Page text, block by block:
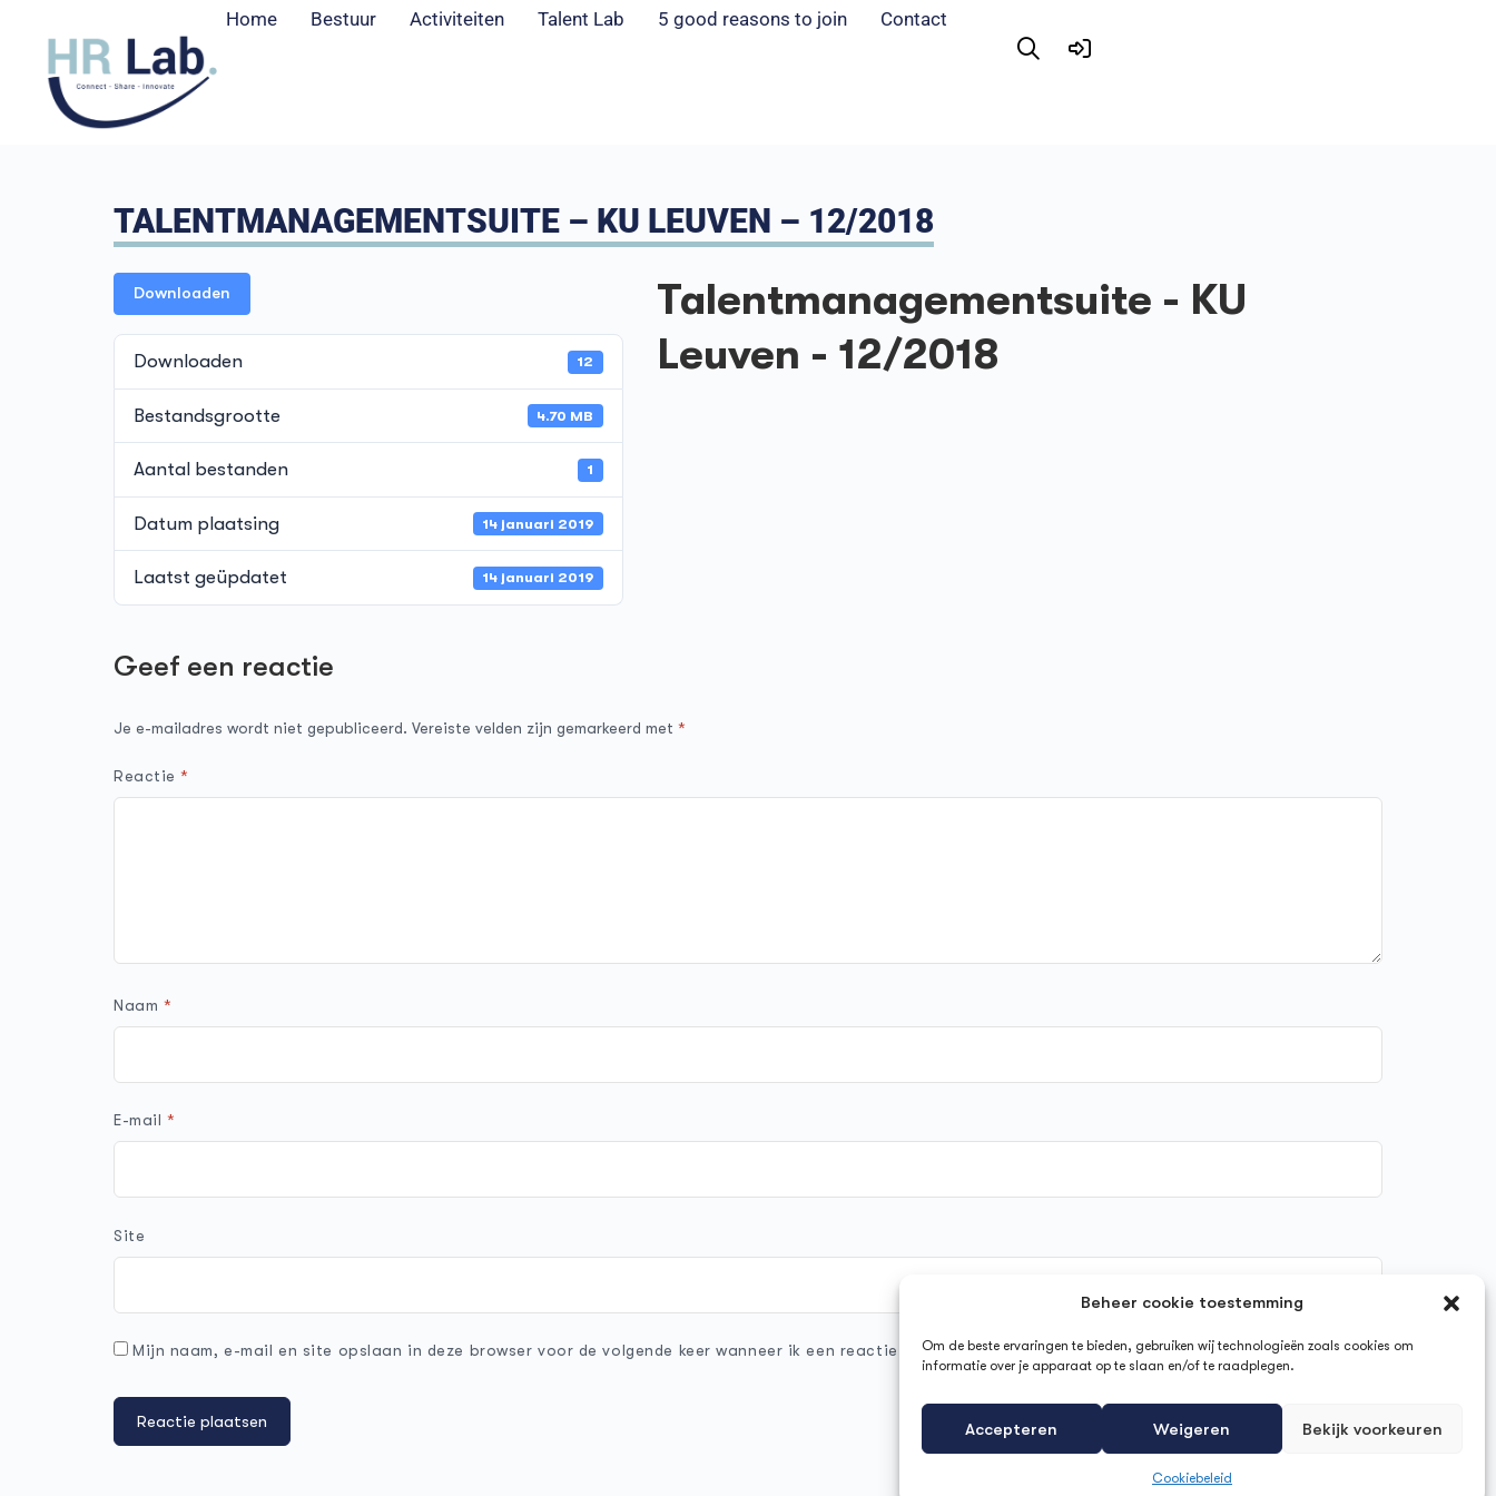
Beheer cookie toestemming
Om de beste ervaringen te bieden, gebruiken wij technologieën zoals cookies om
informatie over je apparaat op te slaan en/of te raadplegen.
Accepteren Weigeren Bekijk voorkeuren
Cookiebeleid
Home Bestuur Activiteiten Talent Lab 5 good reasons to join Contact
TALENTMANAGEMENTSUITE – KU LEUVEN – 12/2018
Downloaden
Downloaden 12
Bestandsgrootte 4.70 MB
Aantal bestanden 1
Datum plaatsing 14 januari 2019
Laatst geüpdatet 14 januari 2019
Talentmanagementsuite - KU
Leuven - 12/2018
Geef een reactie
Je e-mailadres wordt niet gepubliceerd. Vereiste velden zijn gemarkeerd met *
Reactie*
Naam *
E-mail *
Site
Mijn naam, e-mail en site opslaan in deze browser voor de volgende keer wanneer ik een reactie plaats.